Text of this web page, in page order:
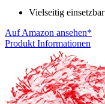
Vielseitig einsetzbar
Auf Amazon ansehen*
Produkt Informationen